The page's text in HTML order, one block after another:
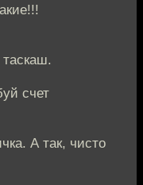
счет
А так, чисто